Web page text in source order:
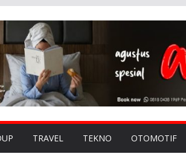
TRAVEL TEKNO OTOMOTIF